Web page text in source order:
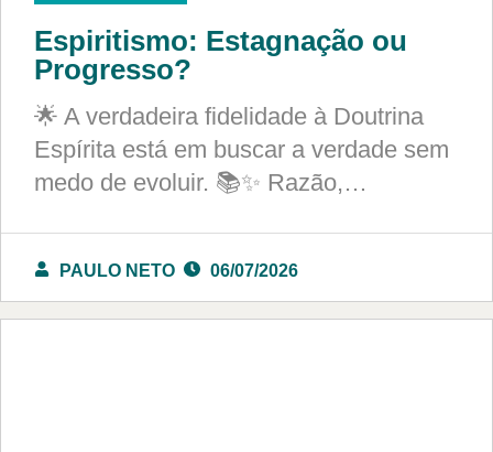
Espiritismo: Estagnação ou
Progresso?
🌟 A verdadeira fidelidade à Doutrina
Espírita está em buscar a verdade sem
medo de evoluir. 📚✨ Razão,…
PAULO NETO 06/07/2026